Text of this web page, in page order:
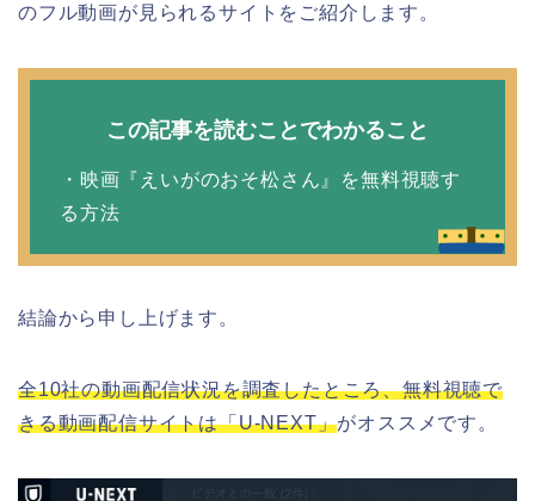
のフル動画が見られるサイトをご紹介します。
この記事を読むことでわかること
・映画『えいがのおそ松さん』を無料視聴す
る方法
結論から申し上げます。
全10社の動画配信状況を調査したところ、無料視聴で
きる動画配信サイトは「U-NEXT」がオススメです。